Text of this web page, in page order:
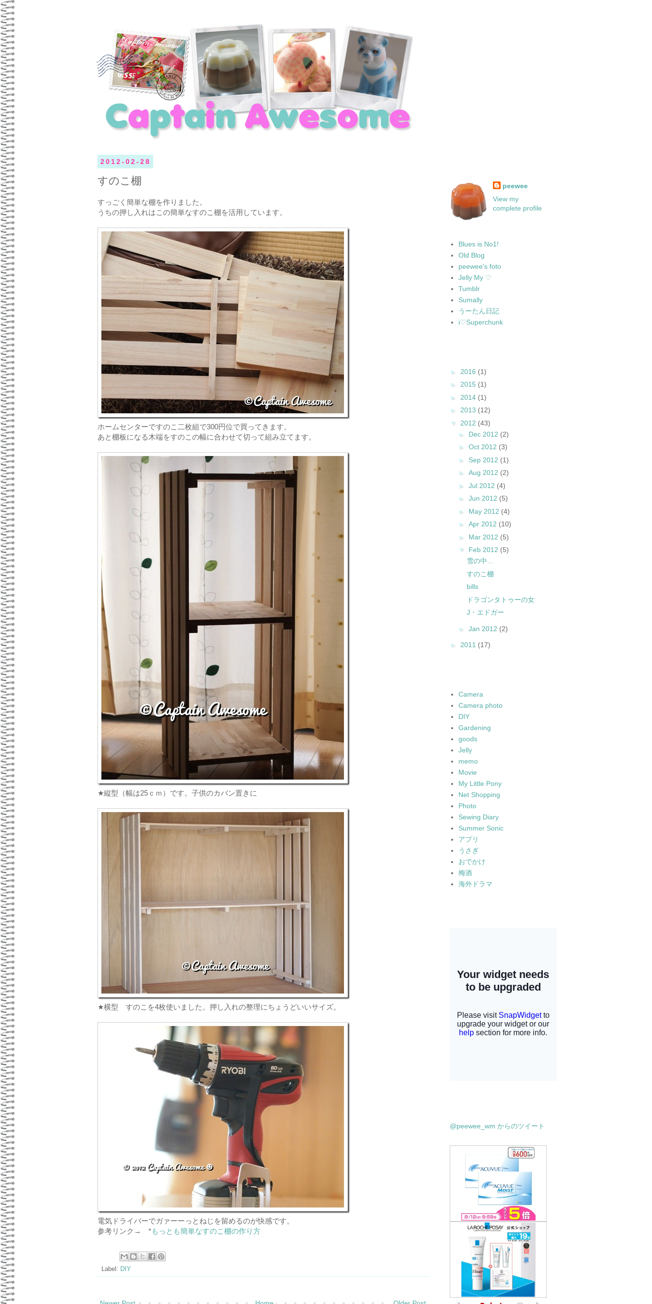
2012-02-28
すのこ棚
すっごく簡単な棚を作りました。
うちの押し入れはこの簡単なすのこ棚を活用しています。
ホームセンターですのこ二枚組で300円位で買ってきます。
あと棚板になる木端をすのこの幅に合わせて切って組み立てます。
★縦型（幅は25ｃｍ）です。子供のカバン置きに
★横型 すのこを4枚使いました。押し入れの整理にちょうどいいサイズ。
電気ドライバーでガァーーっとねじを留めるのが快感です。
参考リンク→ *もっとも簡単なすのこ棚の作り方
Label: DIY
peewee
View my
complete profile
Blues is No1!
Old Blog
peewee's foto
Jelly My ♡
Tumblr
Sumally
うーたん日記
i♡Superchunk
► 2016 (1)
► 2015 (1)
► 2014 (1)
► 2013 (12)
▼ 2012 (43)
► Dec 2012 (2)
► Oct 2012 (3)
► Sep 2012 (1)
► Aug 2012 (2)
► Jul 2012 (4)
► Jun 2012 (5)
► May 2012 (4)
► Apr 2012 (10)
► Mar 2012 (5)
▼ Feb 2012 (5)
雪の中…
すのこ棚
bills
ドラゴンタトゥーの女
J・エドガー
► Jan 2012 (2)
► 2011 (17)
Camera
Camera photo
DIY
Gardening
goods
Jelly
memo
Movie
My Little Pony
Net Shopping
Photo
Sewing Diary
Summer Sonic
アプリ
うさぎ
おでかけ
梅酒
海外ドラマ
@peewee_wm からのツイート